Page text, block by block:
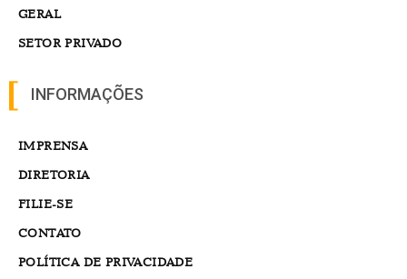
GERAL
SETOR PRIVADO
INFORMAÇÕES
IMPRENSA
DIRETORIA
FILIE-SE
CONTATO
POLÍTICA DE PRIVACIDADE